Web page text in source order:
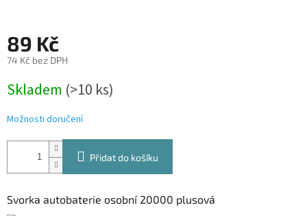
89 Kč
74 Kč bez DPH
cena:
Skladem (>10 ks)
Možnosti doručení
Přidat do košíku
Svorka autobaterie osobní 20000 plusová